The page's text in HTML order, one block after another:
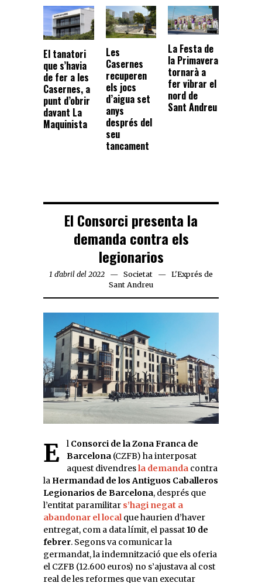
El tanatori
que s’havia
de fer a les
Casernes, a
punt d’obrir
davant La
Maquinista
Les
Casernes
recuperen
els jocs
d’aigua set
anys
després del
seu
tancament
La Festa de
la Primavera
tornarà a
fer vibrar el
nord de
Sant Andreu
El Consorci presenta la
demanda contra els
legionarios
1 d'abril del 2022 Societat
L'Exprés de
Sant Andreu
El Consorci de la Zona Franca de
Barcelona (CZFB) ha interposat
aquest divendresla demanda contra
la Hermandad de los Antiguos Caballeros
Legionarios de Barcelona, després que
l’entitat paramilitar s’hagi negat a
abandonar el localque haurien d’haver
entregat, com a data límit, el passat 10 de
febrer. Segons va comunicar la
germandat, la indemnització que els oferia
el CZFB (12.600 euros) no s’ajustava al cost
real de les reformes que van executar